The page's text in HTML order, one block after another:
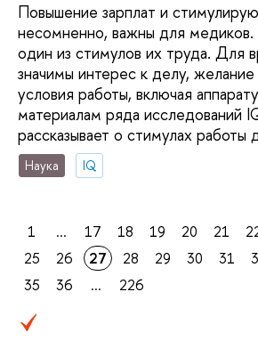
Повышение зарплат и
несомненно, важны для
один из стимулов их труда. Для
значимы интерес к делу,
условия работы, включая
материалам ряда исследований
рассказывает о стимулах работы
Наука IQ
1 ... 17 18 19 20 21
25
26 27 28 29 30 31
35
36 ... 226